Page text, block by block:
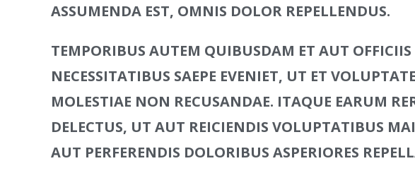
ASSUMENDA EST, OMNIS DOLOR REPELLENDUS.
TEMPORIBUS AUTEM QUIBUSDAM ET AUT
NECESSITATIBUS SAEPE EVENIET, UT ET
MOLESTIAE NON RECUSANDAE. ITAQUE EARUM
DELECTUS, UT AUT REICIENDIS VOLUPTATIBUS
AUT PERFERENDIS DOLORIBUS ASPERIORES